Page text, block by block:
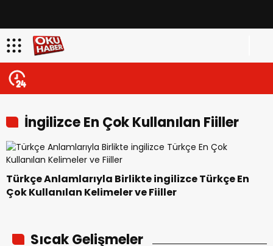
İngilizce En Çok Kullanılan Fiiller
Nelerdir
Türkçe Anlamlarıyla Birlikte ingilizce Türkçe En
Çok Kullanılan Kelimeler ve Fiiller
Sıcak Gelişmeler